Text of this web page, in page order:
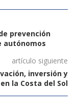
prevención
autónomos
artículo siguiente
inversión y
la Costa del Sol